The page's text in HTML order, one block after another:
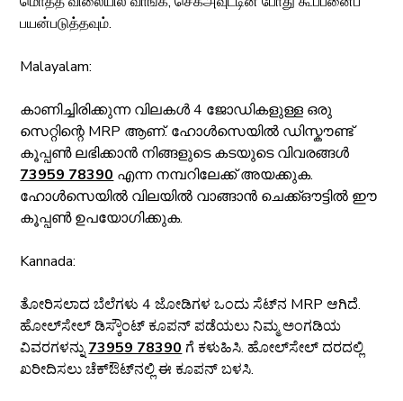
பயன்படுத்தவும்.
Malayalam:
കാണിച്ചിരിക്കുന്ന വിലകൾ 4 ജോഡികളുള്ള ഒരു
സെറ്റിന്റെ MRP ആണ്. ഹോൾസെയിൽ ഡിസ്കൗണ്ട്
കൂപ്പൺ ലഭിക്കാൻ നിങ്ങളുടെ കടയുടെ വിവരങ്ങൾ
73959 78390 എന്ന നമ്പറിലേക്ക് അയക്കുക.
ഹോൾസെയിൽ വിലയിൽ വാങ്ങാൻ ചെക്ക്ഔട്ടിൽ ഈ
കൂപ്പൺ ഉപയോഗിക്കുക.
Kannada:
ತೋರಿಸಲಾದ ಬೆಲೆಗಳು 4 ಜೋಡಿಗಳ ಒಂದು ಸೆಟ್‌ನ MRP ಆಗಿದೆ.
ಹೋಲ್‌ಸೇಲ್ ಡಿಸ್ಕೌಂಟ್ ಕೂಪನ್ ಪಡೆಯಲು ನಿಮ್ಮ ಅಂಗಡಿಯ
ವಿವರಗಳನ್ನು 73959 78390 ಗೆ ಕಳುಹಿಸಿ. ಹೋಲ್‌ಸೇಲ್ ದರದಲ್ಲಿ
ಖರೀದಿಸಲು ಚೆಕ್‌ಔಟ್‌ನಲ್ಲಿ ಈ ಕೂಪನ್ ಬಳಸಿ.